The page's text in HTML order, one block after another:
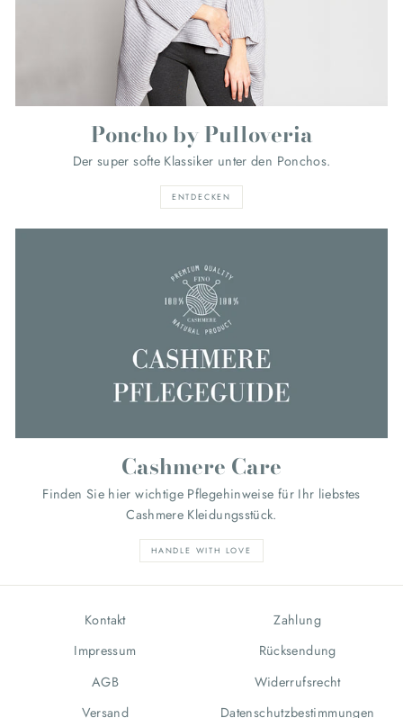
Poncho by Pulloveria
Der super softe Klassiker unter den Ponchos.
ENTDECKEN
Cashmere Care
Finden Sie hier wichtige Pflegehinweise für Ihr liebstes
Cashmere Kleidungsstück.
HANDLE WITH LOVE
Kontakt
Impressum
AGB
Versand
Zahlung
Rücksendung
Widerrufsrecht
Datenschutzbestimmungen